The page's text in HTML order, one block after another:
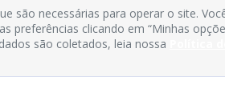
são necessárias para operar o site.
preferências clicando em “Minhas
são coletados, leia nossa